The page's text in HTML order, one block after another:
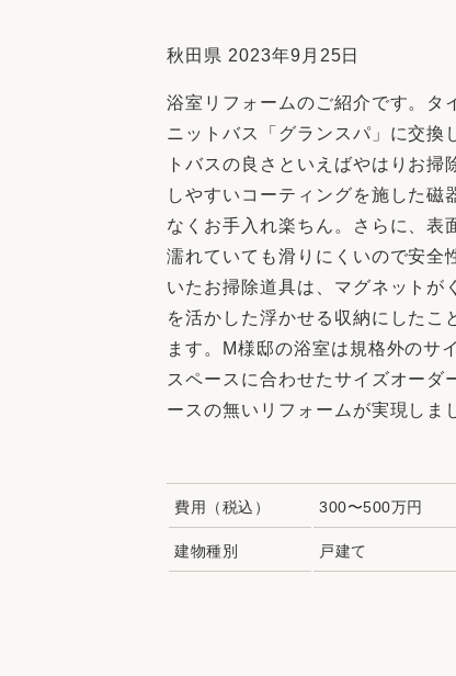
お客さまの声
中古物件探しから性能向上リフォー
ストップ
秋田県 2023年9月25日
浴室リフォームのご紹介です。タ
ニットバス「グランスパ」に交換
トバスの良さといえばやはりお掃
しやすいコーティングを施した磁
なくお手入れ楽ちん。さらに、表
濡れていても滑りにくいので安全
いたお掃除道具は、マグネットが
を活かした浮かせる収納にしたこ
ます。M様邸の浴室は規格外のサ
スペースに合わせたサイズオーダ
ースの無いリフォームが実現しま
費用（税込） 300〜500万円
建物種別 戸建て